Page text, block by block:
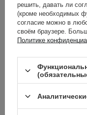
ДОБАВИТЬ В
решить, давать ли
(кроме необходимых
согласие можно в
своём браузере.
Политике